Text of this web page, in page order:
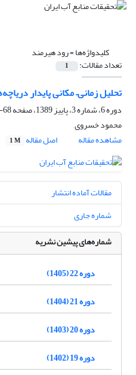
کلیدواژه‌ها =رود هیرمند
تعداد مقالات: 1
تحلیل زمانی– مکانی پایدار
دوره 6، شماره 3، پاییز 1389، صفحه
68-79
محمود خسروی
مشاهده مقاله
اصل مقاله 1 M
مقالات آماده انتشار
شماره جاری
شماره‌های پیشین نشریه
دوره 22 (1405)
دوره 21 (1404)
دوره 20 (1403)
دوره 19 (1402)